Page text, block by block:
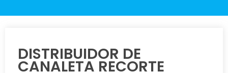
DISTRIBUIDOR DE
CANALETA RECORTE